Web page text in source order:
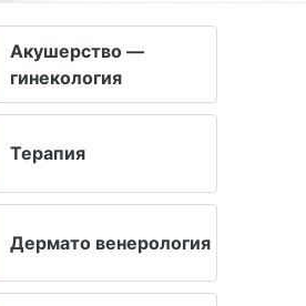
Акушерство —
гинекология
Терапия
Дермато венерология